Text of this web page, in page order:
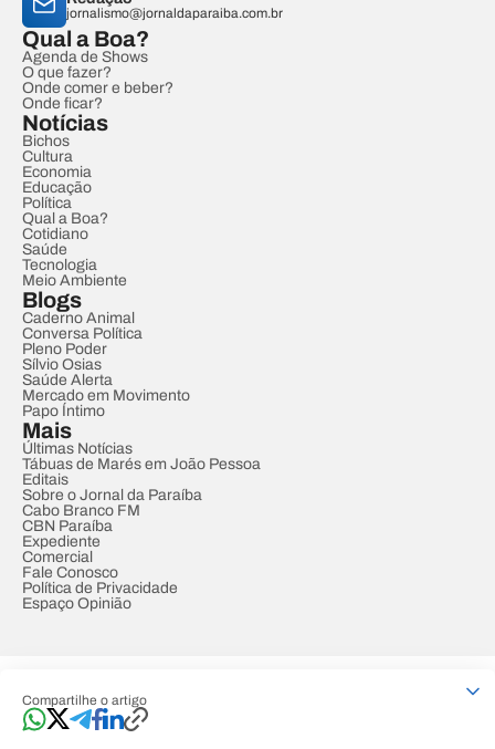
Compartilhe o artigo
jornalismo@jornaldaparaiba.com.br
Qual a Boa?
Agenda de Shows
O que fazer?
Onde comer e beber?
Onde ficar?
Notícias
Bichos
Cultura
Economia
Educação
Política
Qual a Boa?
Cotidiano
Saúde
Tecnologia
Meio Ambiente
Blogs
Caderno Animal
Conversa Política
Pleno Poder
Sílvio Osias
Saúde Alerta
Mercado em Movimento
Papo Íntimo
Mais
Últimas Notícias
Tábuas de Marés em João Pessoa
Editais
Sobre o Jornal da Paraíba
Cabo Branco FM
CBN Paraíba
Expediente
Comercial
Fale Conosco
Política de Privacidade
Espaço Opinião
Developed by Designed by